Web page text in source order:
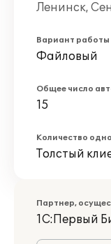
Ленинск,
Вариант работы
Файловый
Общее число
15
Количество
Толстый
Партнер,
1С:Первый